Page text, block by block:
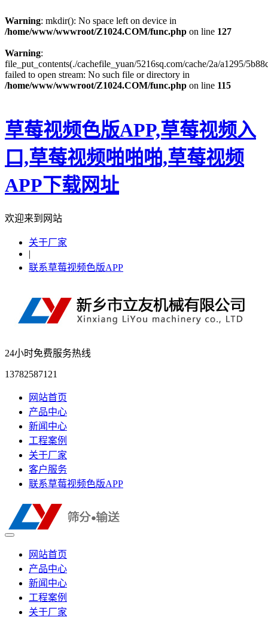
Warning: mkdir(): No space left on device in
/home/www/wwwroot/Z1024.COM/func.php on line 127
Warning:
file_put_contents(./cachefile_yuan/5216sq.com/cache/2a/a1295/
failed to open stream: No such file or directory in
/home/www/wwwroot/Z1024.COM/func.php on line 115
草莓视频色版APP,草莓视频入
口,草莓视频啪啪啪,草莓视频
APP下载网址
欢迎来到网站
关于厂家
|
联系草莓视频色版APP
24小时免费服务热线
13782587121
网站首页
产品中心
新闻中心
工程案例
关于厂家
客户服务
联系草莓视频色版APP
网站首页
产品中心
新闻中心
工程案例
关于厂家